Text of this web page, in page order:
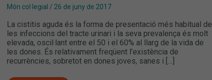
Món col·legial / 26 de juny de 2017
La cistitis aguda és la forma de presentació més habitual de
les infeccions del tracte urinari i la seva prevalença és molt
elevada, oscil·lant entre el 50 i el 60% al llarg de la vida de
les dones. És relativament freqüent l’existència de
recurrències, sobretot en dones joves, sanes i […]